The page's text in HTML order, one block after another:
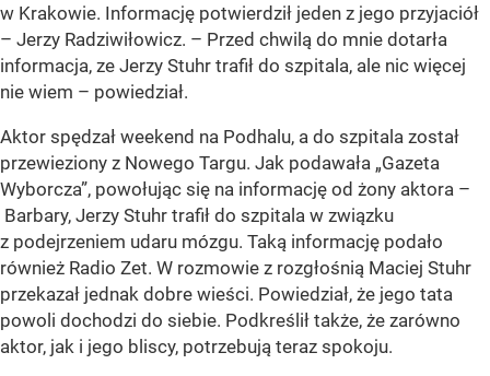
w Krakowie. Informację potwierdził jeden z jego przyjaciół
– Jerzy Radziwiłowicz. – Przed chwilą do mnie dotarła
informacja, ze Jerzy Stuhr trafił do szpitala, ale nic więcej
nie wiem – powiedział.
Aktor spędzał weekend na Podhalu, a do szpitala został
przewieziony z Nowego Targu. Jak podawała „Gazeta
Wyborcza”, powołując się na informację od żony aktora –
Barbary, Jerzy Stuhr trafił do szpitala w związku
z podejrzeniem udaru mózgu. Taką informację podało
również Radio Zet. W rozmowie z rozgłośnią Maciej Stuhr
przekazał jednak dobre wieści. Powiedział, że jego tata
powoli dochodzi do siebie. Podkreślił także, że zarówno
aktor, jak i jego bliscy, potrzebują teraz spokoju.